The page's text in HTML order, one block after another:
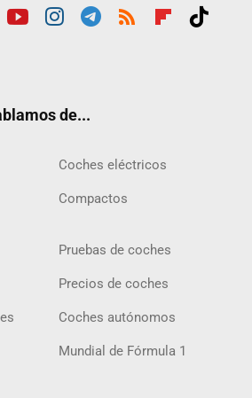
de...
Coches eléctricos
Compactos
Pruebas de coches
Precios de coches
Coches autónomos
Mundial de Fórmula 1